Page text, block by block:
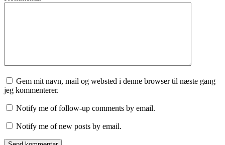
Gem mit navn, mail og websted i denne browser til næste gang
jeg kommenterer.
Notify me of follow-up comments by email.
Notify me of new posts by email.